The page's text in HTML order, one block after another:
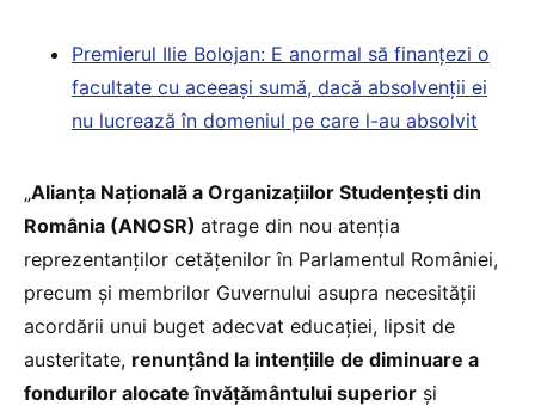
Premierul Ilie Bolojan: E anormal să finanțezi o
facultate cu aceeași sumă, dacă absolvenții ei
nu lucrează în domeniul pe care l-au absolvit
„Alianța Națională a Organizațiilor Studențești din
România (ANOSR) atrage din nou atenția
reprezentanților cetățenilor în Parlamentul României,
precum și membrilor Guvernului asupra necesității
acordării unui buget adecvat educației, lipsit de
austeritate, renunțând la intențiile de diminuare a
fondurilor alocate învățământului superior și